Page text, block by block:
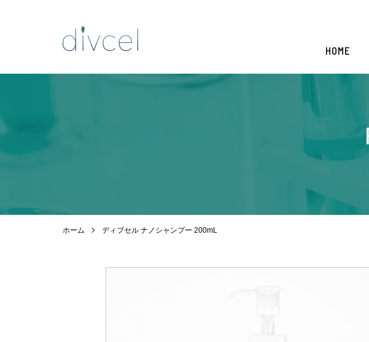
HOME
ホーム ディブセル ナノシャンプー 200mL